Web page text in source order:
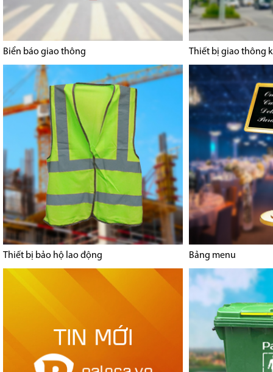
Biển báo giao thông Thiết bị giao thông
Thiết bị bảo hộ lao động Bảng menu